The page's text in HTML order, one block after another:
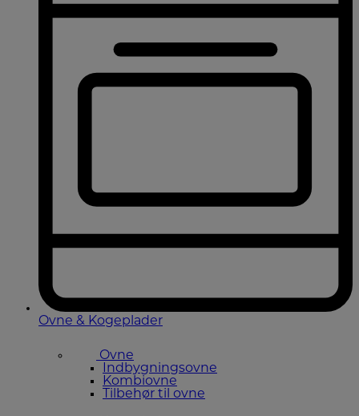
Ovne & Kogeplader
Ovne
Indbygningsovne
Kombiovne
Tilbehør til ovne